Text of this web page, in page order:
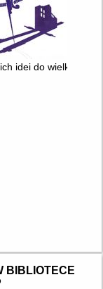
idei do wielkiej
cardinali
BIBLIOTECE